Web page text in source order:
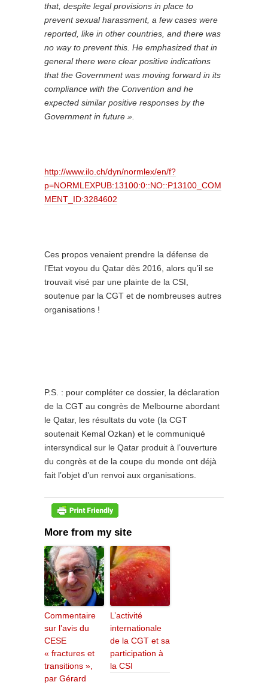
that, despite legal provisions in place to
prevent sexual harassment, a few cases were
reported, like in other countries, and there was
no way to prevent this. He emphasized that in
general there were clear positive indications
that the Government was moving forward in its
compliance with the Convention and he
expected similar positive responses by the
Government in future ».
http://www.ilo.ch/dyn/normlex/en/f?
p=NORMLEXPUB:13100:0::NO::P13100_COM
MENT_ID:3284602
Ces propos venaient prendre la défense de
l’Etat voyou du Qatar dès 2016, alors qu’il se
trouvait visé par une plainte de la CSI,
soutenue par la CGT et de nombreuses autres
organisations !
P.S. : pour compléter ce dossier, la déclaration
de la CGT au congrès de Melbourne abordant
le Qatar, les résultats du vote (la CGT
soutenait Kemal Ozkan) et le communiqué
intersyndical sur le Qatar produit à l’ouverture
du congrès et de la coupe du monde ont déjà
fait l’objet d’un renvoi aux organisations.
More from my site
Commentaire
sur l’avis du
CESE
« fractures et
transitions »,
par Gérard
L’activité
internationale
de la CGT et sa
participation à
la CSI